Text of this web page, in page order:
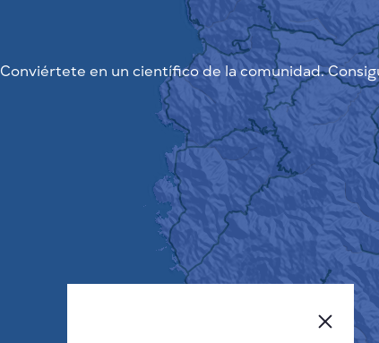
Conviértete en un científico de la comunidad.